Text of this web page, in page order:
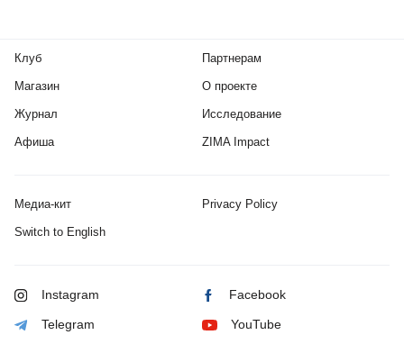
Клуб
Магазин
Журнал
Афиша
Партнерам
О проекте
Исследование
ZIMA Impact
Медиа-кит Privacy Policy
Switch to English
Instagram Facebook
Telegram YouTube